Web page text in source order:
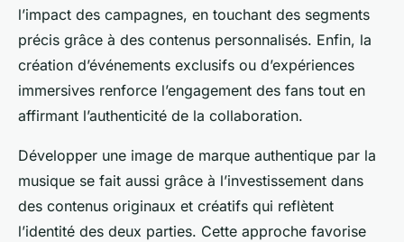
l’impact des campagnes, en touchant des segments
précis grâce à des contenus personnalisés. Enfin, la
création d’événements exclusifs ou d’expériences
immersives renforce l’engagement des fans tout en
affirmant l’authenticité de la collaboration.
Développer une image de marque authentique par la
musique se fait aussi grâce à l’investissement dans
des contenus originaux et créatifs qui reflètent
l’identité des deux parties. Cette approche favorise